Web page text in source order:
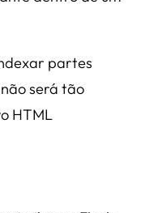
partes
será tão
HTML